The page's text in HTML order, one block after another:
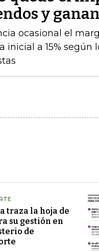
y
ocasional el
inicial a 15%
traza la hoja de
su gestión en
de